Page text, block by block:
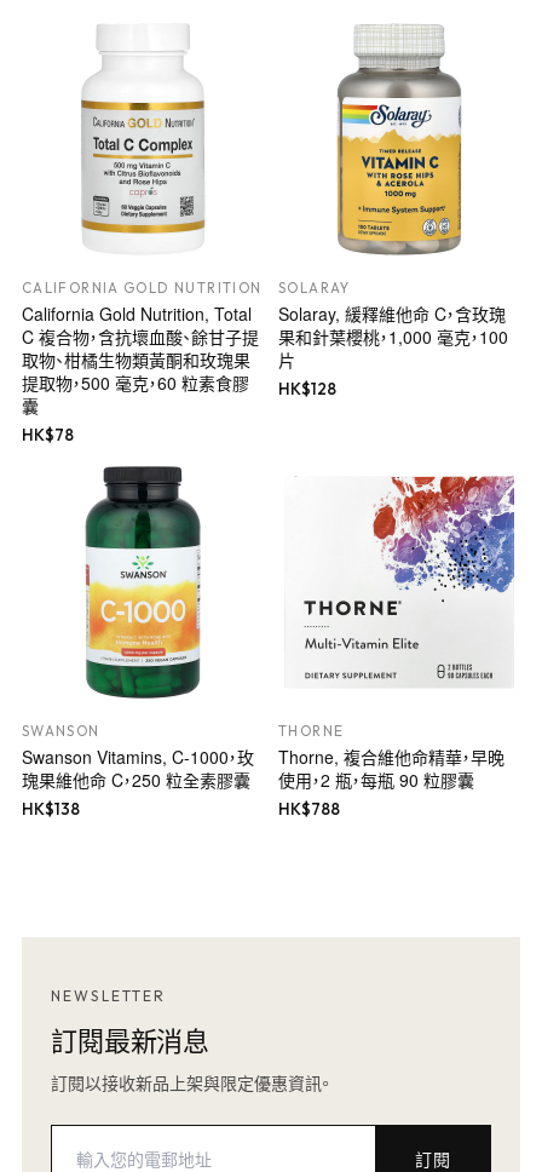
CALIFORNIA GOLD NUTRITION
California Gold Nutrition, Total
C 複合物，含抗壞血酸、餘甘子提
取物、柑橘生物類黃酮和玫瑰果
提取物，500 毫克，60 粒素食膠
囊
HK$78
SOLARAY
Solaray, 緩釋維他命 C，含玫瑰
果和針葉櫻桃，1,000 毫克，100
片
HK$128
SWANSON
Swanson Vitamins, C-1000，玫
瑰果維他命 C，250 粒全素膠囊
HK$138
THORNE
Thorne, 複合維他命精華，早晚
使用，2 瓶，每瓶 90 粒膠囊
HK$788
NEWSLETTER
訂閱最新消息
訂閱以接收新品上架與限定優惠資訊。
訂閱